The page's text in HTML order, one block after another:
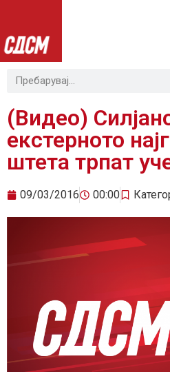
(Видео)
екстерното
штета трпат
09/03/2016 00:00